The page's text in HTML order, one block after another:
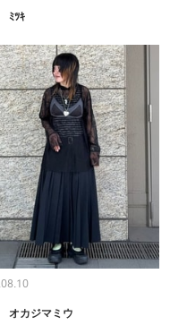
ﾐﾂｷ
オカジマミウ